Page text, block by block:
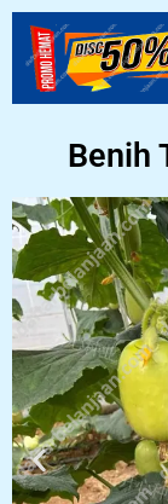
Benih